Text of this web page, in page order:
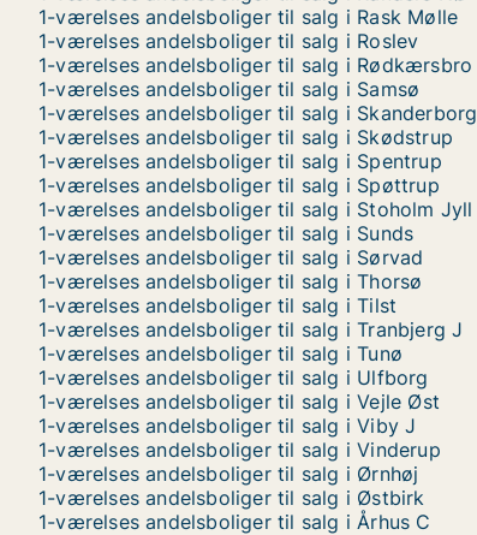
1-værelses andelsboliger til salg i Rask Mølle
1-værelses andelsboliger til salg i Roslev
1-værelses andelsboliger til salg i Rødkærsbro
1-værelses andelsboliger til salg i Samsø
1-værelses andelsboliger til salg i Skanderborg
1-værelses andelsboliger til salg i Skødstrup
1-værelses andelsboliger til salg i Spentrup
1-værelses andelsboliger til salg i Spøttrup
1-værelses andelsboliger til salg i Stoholm Jyll
1-værelses andelsboliger til salg i Sunds
1-værelses andelsboliger til salg i Sørvad
1-værelses andelsboliger til salg i Thorsø
1-værelses andelsboliger til salg i Tilst
1-værelses andelsboliger til salg i Tranbjerg J
1-værelses andelsboliger til salg i Tunø
1-værelses andelsboliger til salg i Ulfborg
1-værelses andelsboliger til salg i Vejle Øst
1-værelses andelsboliger til salg i Viby J
1-værelses andelsboliger til salg i Vinderup
1-værelses andelsboliger til salg i Ørnhøj
1-værelses andelsboliger til salg i Østbirk
1-værelses andelsboliger til salg i Århus C